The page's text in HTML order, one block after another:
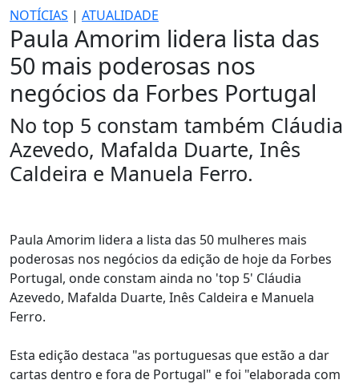
NOTÍCIAS | ATUALIDADE
Paula Amorim lidera lista das
50 mais poderosas nos
negócios da Forbes Portugal
No top 5 constam também Cláudia
Azevedo, Mafalda Duarte, Inês
Caldeira e Manuela Ferro.
Paula Amorim lidera a lista das 50 mulheres mais
poderosas nos negócios da edição de hoje da Forbes
Portugal, onde constam ainda no 'top 5' Cláudia
Azevedo, Mafalda Duarte, Inês Caldeira e Manuela
Ferro.
Esta edição destaca "as portuguesas que estão a dar
cartas dentro e fora de Portugal" e foi "elaborada com